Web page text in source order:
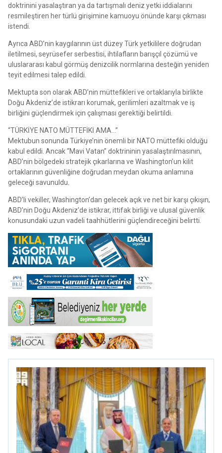
doktrinini yasalaştıran ya da tartışmalı deniz yetki iddialarını
resmileştiren her türlü girişimine kamuoyu önünde karşı çıkması
istendi.
Ayrıca ABD’nin kaygılarının üst düzey Türk yetkililere doğrudan
iletilmesi, seyrüsefer serbestisi, ihtilafların barışçıl çözümü ve
uluslararası kabul görmüş denizcilik normlarına desteğin yeniden
teyit edilmesi talep edildi.
Mektupta son olarak ABD’nin müttefikleri ve ortaklarıyla birlikte
Doğu Akdeniz’de istikrarı korumak, gerilimleri azaltmak ve iş
birliğini güçlendirmek için çalışması gerektiği belirtildi.
“TÜRKİYE NATO MÜTTEFİKİ AMA…”
Mektubun sonunda Türkiye’nin önemli bir NATO müttefiki olduğu
kabul edildi. Ancak “Mavi Vatan” doktrininin yasalaştırılmasının,
ABD’nin bölgedeki stratejik çıkarlarına ve Washington’un kilit
ortaklarının güvenliğine doğrudan meydan okuma anlamına
geleceği savunuldu.
ABD’li vekiller, Washington’dan gelecek açık ve net bir karşı çıkışın,
ABD’nin Doğu Akdeniz’de istikrar, ittifak birliği ve ulusal güvenlik
konusundaki uzun vadeli taahhütlerini güçlendireceğini belirtti.